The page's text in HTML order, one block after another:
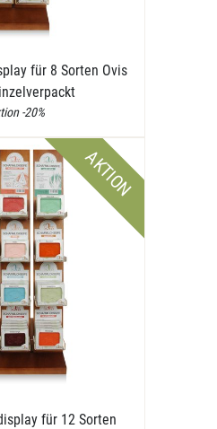
für 8 Sorten Ovis
-20%
AKTION
für 12 Sorten